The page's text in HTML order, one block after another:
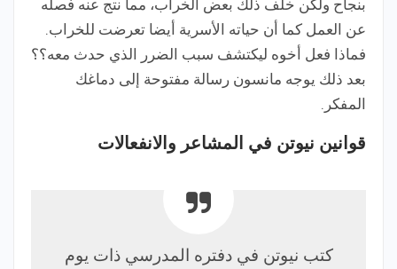
بنجاح ولكن خلّف ذلك بعض الخراب، مما نتج عنه فصله
عن العمل كما أن حياته الأسرية أيضا تعرضت للخراب.
فماذا فعل أخوه ليكتشف سبب الضرر الذي حدث معه؟؟
بعد ذلك يوجه مانسون رسالة مفتوحة إلى دماغك
المفكر.
قوانين نيوتن في المشاعر والانفعالات
كتب نيوتن في دفتره المدرسي ذات يوم